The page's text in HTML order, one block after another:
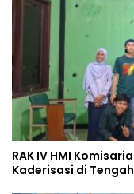
RAK IV HMI
Kaderisasi di